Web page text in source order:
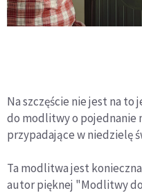
Na szczęście nie jest na to
do modlitwy o pojednanie
przypadające w niedzielę
Ta modlitwa jest
autor pięknej "Modlitwy